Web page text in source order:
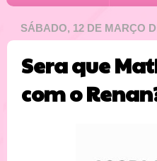
SÁBADO, 12 DE MARÇO
Sera que
com o